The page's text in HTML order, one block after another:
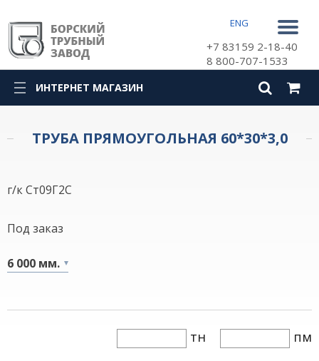
ENG
+7 83159 2-18-40
8 800-707-1533
ИНТЕРНЕТ МАГАЗИН
ТРУБА ПРЯМОУГОЛЬНАЯ 60*30*3,0
г/к Ст09Г2С
Под заказ
6 000 мм.
тн пм